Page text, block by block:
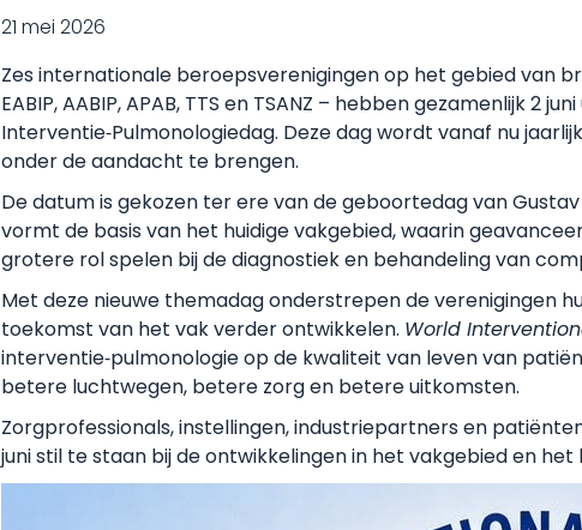
21 mei 2026
Zes internationale beroepsverenigingen op het gebied van
EABIP, AABIP, APAB, TTS en TSANZ – hebben gezamenlijk 2
Interventie‑Pulmonologiedag. Deze dag wordt vanaf nu
onder de aandacht te brengen.
De datum is gekozen ter ere van de geboortedag van
vormt de basis van het huidige vakgebied, waarin
grotere rol spelen bij de diagnostiek en behandeling van
Met deze nieuwe themadag onderstrepen de verenigingen
toekomst van het vak verder ontwikkelen. World
interventie‑pulmonologie op de kwaliteit van leven van
betere luchtwegen, betere zorg en betere uitkomsten.
Zorgprofessionals, instellingen, industriepartners en
juni stil te staan bij de ontwikkelingen in het vakgebied en